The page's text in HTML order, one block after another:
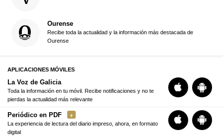
Ourense
Recibe toda la actualidad y la información más destacada de
Ourense
APLICACIONES MÓVILES
La Voz de Galicia
Toda la información en tu móvil. Recibe notificaciones y no te
pierdas la actualidad más relevante
Periódico en PDF
La experiencia de lectura del diario impreso, ahora, en formato
digital